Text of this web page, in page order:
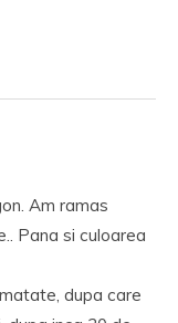
Am ramas
Pana si culoarea
dupa care